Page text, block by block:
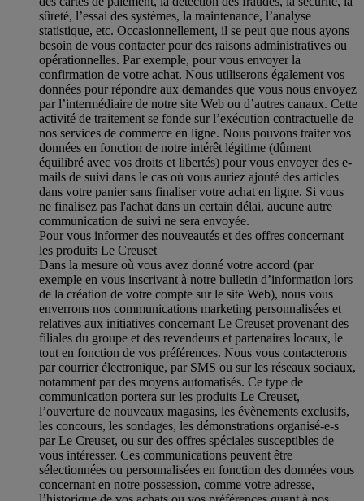
sûreté, l’essai des systèmes, la maintenance, l’analyse
statistique, etc. Occasionnellement, il se peut que nous ayons
besoin de vous contacter pour des raisons administratives ou
opérationnelles. Par exemple, pour vous envoyer la
confirmation de votre achat. Nous utiliserons également vos
données pour répondre aux demandes que vous nous envoyez
par l’intermédiaire de notre site Web ou d’autres canaux. Cette
activité de traitement se fonde sur l’exécution contractuelle de
nos services de commerce en ligne. Nous pouvons traiter vos
données en fonction de notre intérêt légitime (dûment
équilibré avec vos droits et libertés) pour vous envoyer des e-
mails de suivi dans le cas où vous auriez ajouté des articles
dans votre panier sans finaliser votre achat en ligne. Si vous
ne finalisez pas l'achat dans un certain délai, aucune autre
communication de suivi ne sera envoyée.
Pour vous informer des nouveautés et des offres concernant
les produits Le Creuset
Dans la mesure où vous avez donné votre accord (par
exemple en vous inscrivant à notre bulletin d’information lors
de la création de votre compte sur le site Web), nous vous
enverrons nos communications marketing personnalisées et
relatives aux initiatives concernant Le Creuset provenant des
filiales du groupe et des revendeurs et partenaires locaux, le
tout en fonction de vos préférences. Nous vous contacterons
par courrier électronique, par SMS ou sur les réseaux sociaux,
notamment par des moyens automatisés. Ce type de
communication portera sur les produits Le Creuset,
l’ouverture de nouveaux magasins, les évènements exclusifs,
les concours, les sondages, les démonstrations organisé-e-s
par Le Creuset, ou sur des offres spéciales susceptibles de
vous intéresser. Ces communications peuvent être
sélectionnées ou personnalisées en fonction des données vous
concernant en notre possession, comme votre adresse,